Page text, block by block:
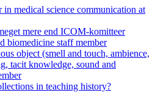
in medical science communication at
mere end ICOM-komitteer
biomedicine staff member
object (smell and touch, ambience,
tacit knowledge, sound and
in teaching history?